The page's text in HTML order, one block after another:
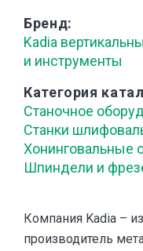
Бренд
Kadia
и инструменты
Категория
Станочное
Станки
Хонинговальные
Шпиндели и
Компания Kadia –
производитель